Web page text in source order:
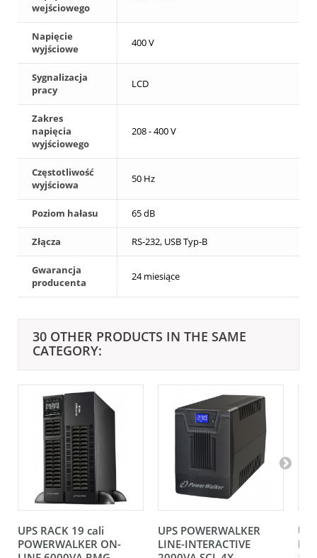
wejściowego
Napięcie
wyjściowe
400 V
Sygnalizacja
pracy
LCD
Zakres
napięcia
wyjściowego
208 - 400 V
Częstotliwość
wyjściowa
50 Hz
Poziom hałasu 65 dB
Złącza RS-232, USB Typ-B
Gwarancja
producenta
24 miesiące
30 OTHER PRODUCTS IN THE SAME
CATEGORY:
UPS RACK 19 cali
POWERWALKER ON-
UPS POWERWALKER
LINE-INTERACTIVE